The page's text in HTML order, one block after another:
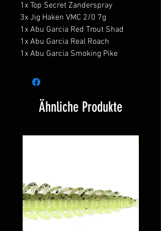
1x Top Secret Zanderspray
3x Jig Haken VMC 2/0 7g
1x Abu Garcia Red Trout Shad
1x Abu Garcia Real Roach
1x Abu Garcia Smoking Pike
Ähnliche Produkte